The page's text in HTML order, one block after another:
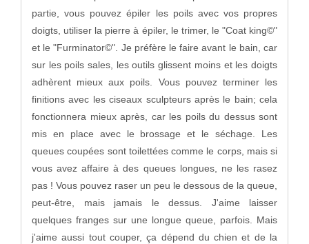
partie, vous pouvez épiler les poils avec vos propres
doigts, utiliser la pierre à épiler, le trimer, le "Coat king©"
et le "Furminator©". Je préfère le faire avant le bain, car
sur les poils sales, les outils glissent moins et les doigts
adhèrent mieux aux poils. Vous pouvez terminer les
finitions avec les ciseaux sculpteurs après le bain; cela
fonctionnera mieux après, car les poils du dessus sont
mis en place avec le brossage et le séchage. Les
queues coupées sont toilettées comme le corps, mais si
vous avez affaire à des queues longues, ne les rasez
pas ! Vous pouvez raser un peu le dessous de la queue,
peut-être, mais jamais le dessus. J'aime laisser
quelques franges sur une longue queue, parfois. Mais
j'aime aussi tout couper, ça dépend du chien et de la